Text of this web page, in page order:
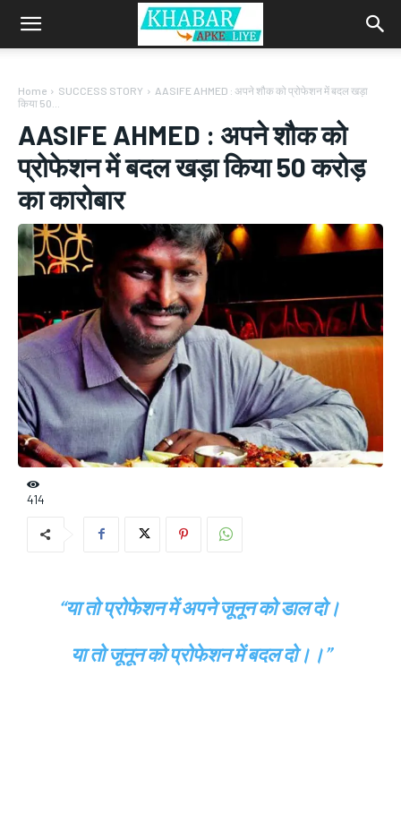
Home SUCCESS STORY
AASIFE AHMED : अपने शौक को प्रोफेशन में बदल खड़ा
किया 50...
AASIFE AHMED : अपने शौक को
प्रोफेशन में बदल खड़ा किया 50 करोड़
का कारोबार
414
“या तो प्रोफेशन में अपने जूनून को डाल दो।
या तो जूनून को प्रोफेशन में बदल दो।।”